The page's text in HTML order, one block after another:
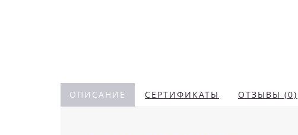
ОПИСАНИЕ СЕРТИФИКАТЫ ОТЗЫВЫ (0)